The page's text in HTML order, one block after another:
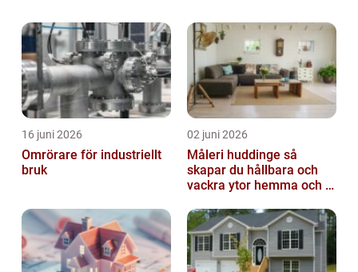
designbadrum Historiska för- och nackdelar
med d...
16 juni 2026
Omrörare för industriellt
bruk
02 juni 2026
Måleri huddinge så
skapar du hållbara och
vackra ytor hemma och i